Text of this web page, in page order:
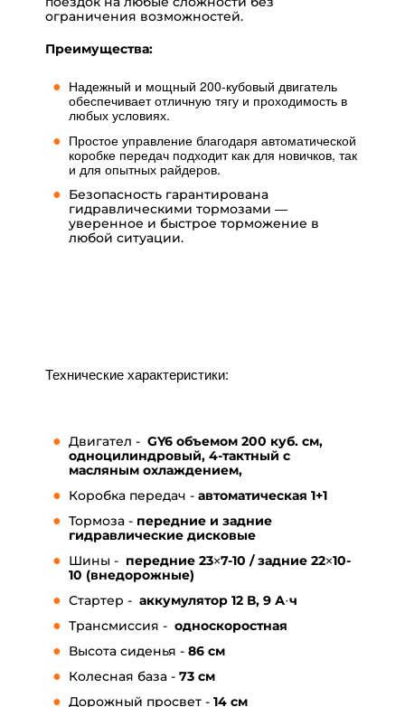
ограничения возможностей.
Преимущества:
Надежный и мощный 200‑кубовый двигатель
обеспечивает отличную тягу и проходимость в
любых условиях.
Простое управление благодаря автоматической
коробке передач подходит как для новичков, так
и для опытных райдеров.
Безопасность гарантирована
гидравлическими тормозами —
уверенное и быстрое торможение в
любой ситуации.
Технические характеристики:
Двигател - GY6 объемом 200 куб. см,
одноцилиндровый, 4-тактный с
масляным охлаждением,
Коробка передач - автоматическая 1+1
Тормоза - передние и задние
гидравлические дисковые
Шины - передние 23×7-10 / задние 22×10-
10 (внедорожные)
Стартер - аккумулятор 12 В, 9 А·ч
Трансмиссия - односкоростная
Высота сиденья - 86 см
Колесная база - 73 см
Дорожный просвет - 14 см